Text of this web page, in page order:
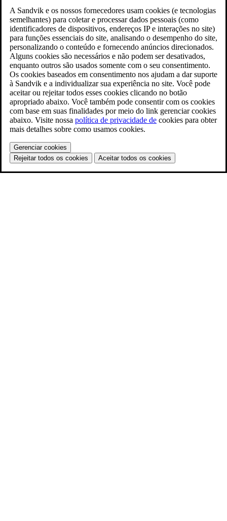
A Sandvik e os nossos fornecedores usam cookies (e tecnologias
semelhantes) para coletar e processar dados pessoais (como
identificadores de dispositivos, endereços IP e interações no site)
para funções essenciais do site, analisando o desempenho do site,
personalizando o conteúdo e fornecendo anúncios direcionados.
Alguns cookies são necessários e não podem ser desativados,
enquanto outros são usados somente com o seu consentimento.
Os cookies baseados em consentimento nos ajudam a dar suporte
à Sandvik e a individualizar sua experiência no site. Você pode
aceitar ou rejeitar todos esses cookies clicando no botão
apropriado abaixo. Você também pode consentir com os cookies
com base em suas finalidades por meio do link gerenciar cookies
abaixo. Visite nossa política de privacidade de cookies para obter
mais detalhes sobre como usamos cookies.
Gerenciar cookies
Rejeitar todos os cookies
Aceitar todos os cookies